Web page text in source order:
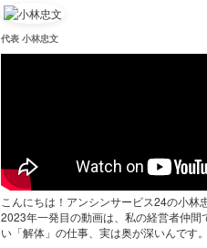
代表 小林忠文
こんにちは！アンシンサービス24の小林
2023年一発目の動画は、私の経営者仲
い「解体」の仕事、実は奥が深いんです。